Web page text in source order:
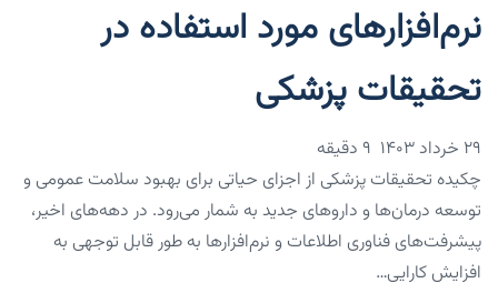
نرم‌افزارهای مورد استفاده در
تحقیقات پزشکی
۲۹ خرداد ۱۴۰۳
چکیده تحقیقات پزشکی از اجزای حیاتی برای بهبود سلامت عمومی و
توسعه درمان‌ها و داروهای جدید به شمار می‌رود. در دهه‌های اخیر،
پیشرفت‌های فناوری اطلاعات و نرم‌افزارها به طور قابل توجهی به
افزایش کارایی…